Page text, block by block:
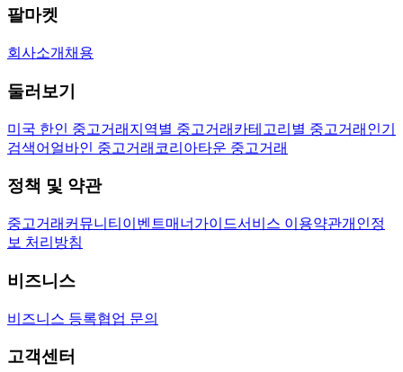
팔마켓
회사소개 채용
둘러보기
미국 한인 중고거래 지역별 중고거래 카테고리별 중고거래 인기
검색어 얼바인 중고거래 코리아타운 중고거래
정책 및 약관
중고거래 커뮤니티 이벤트매너가이드서비스 이용약관개인정
보 처리방침
비즈니스
비즈니스 등록협업 문의
고객센터